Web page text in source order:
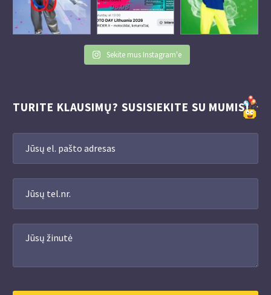
Sekite mus Instagram'e
TURITE KLAUSIMŲ? SUSISIEKITE SU MUMIS!